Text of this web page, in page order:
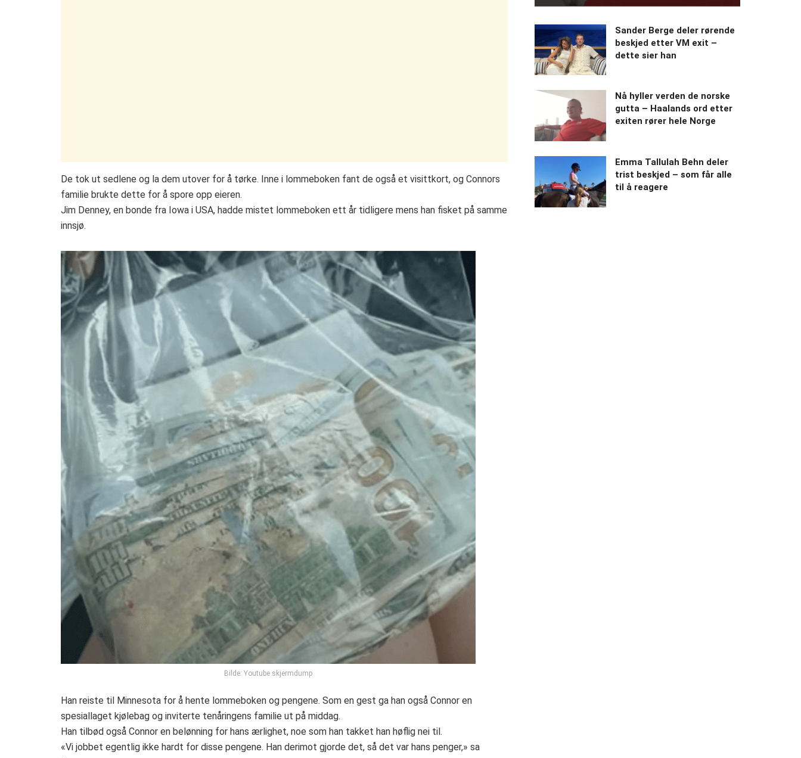
De tok ut sedlene og la dem utover for å tørke. Inne i lommeboken fant de også et visittkort, og Connors
familie brukte dette for å spore opp eieren.
Jim Denney, en bonde fra Iowa i USA, hadde mistet lommeboken ett år tidligere mens han fisket på samme
innsjø.
Bilde: Youtube skjermdump
Han reiste til Minnesota for å hente lommeboken og pengene. Som en gest ga han også Connor en
spesiallaget kjølebag og inviterte tenåringens familie ut på middag.
Han tilbød også Connor en belønning for hans ærlighet, noe som han takket han høflig nei til.
«Vi jobbet egentlig ikke hardt for disse pengene. Han derimot gjorde det, så det var hans penger,» sa
Sander Berge deler rørende
beskjed etter VM exit –
dette sier han
Nå hyller verden de norske
gutta – Haalands ord etter
exiten rører hele Norge
Emma Tallulah Behn deler
trist beskjed – som får alle
til å reagere